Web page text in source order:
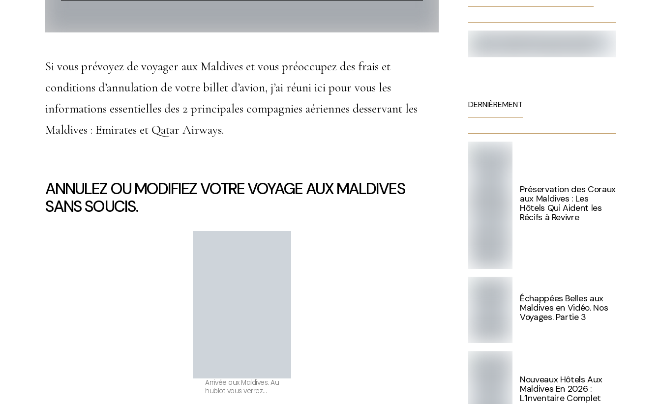
Si vous prévoyez de voyager aux Maldives et vous préoccupez des frais et
conditions d’annulation de votre billet d’avion, j’ai réuni ici pour vous les
informations essentielles des 2 principales compagnies aériennes desservant les
Maldives : Emirates et Qatar Airways.
ANNULEZ OU MODIFIEZ VOTRE VOYAGE AUX MALDIVES
SANS SOUCIS.
Arrivée aux Maldives. Au
hublot vous verrez…
DERNIÈREMENT
Préservation des Coraux
aux Maldives : Les
Hôtels Qui Aident les
Récifs à Revivre
Échappées Belles aux
Maldives en Vidéo. Nos
Voyages. Partie 3
Nouveaux Hôtels Aux
Maldives En 2026 :
L’Inventaire Complet